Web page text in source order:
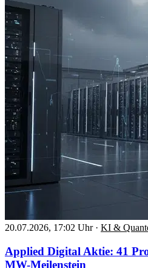
20.07.2026, 17:02 Uhr · KI &
Applied Digital Aktie: 41
MW-Meilenstein